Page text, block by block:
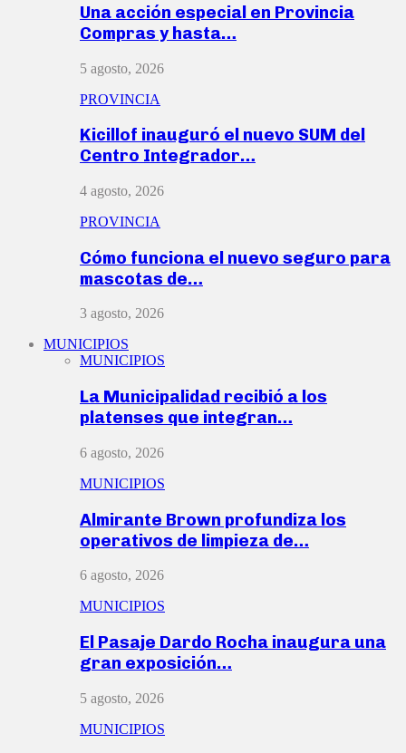
Una acción especial en Provincia
Compras y hasta…
5 agosto, 2026
PROVINCIA
Kicillof inauguró el nuevo SUM del
Centro Integrador…
4 agosto, 2026
PROVINCIA
Cómo funciona el nuevo seguro para
mascotas de…
3 agosto, 2026
MUNICIPIOS
MUNICIPIOS
La Municipalidad recibió a los
platenses que integran…
6 agosto, 2026
MUNICIPIOS
Almirante Brown profundiza los
operativos de limpieza de…
6 agosto, 2026
MUNICIPIOS
El Pasaje Dardo Rocha inaugura una
gran exposición…
5 agosto, 2026
MUNICIPIOS